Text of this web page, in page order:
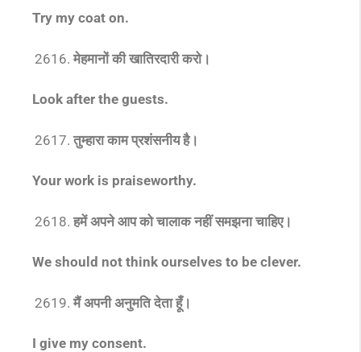
Try my coat on.
मेहमानों की खातिरदारी करो।
Look after the guests.
तुम्हारा काम प्रशंसनीय है।
Your work is praiseworthy.
हमें अपने आप को चालाक नहीं समझना चाहिए।
We should not think ourselves to be clever.
मैं अपनी अनुमति देता हूँ।
I give my consent.